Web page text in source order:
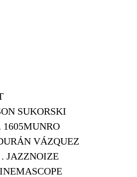
SUKORSKI
VÁZQUEZ
. JAZZNOIZE